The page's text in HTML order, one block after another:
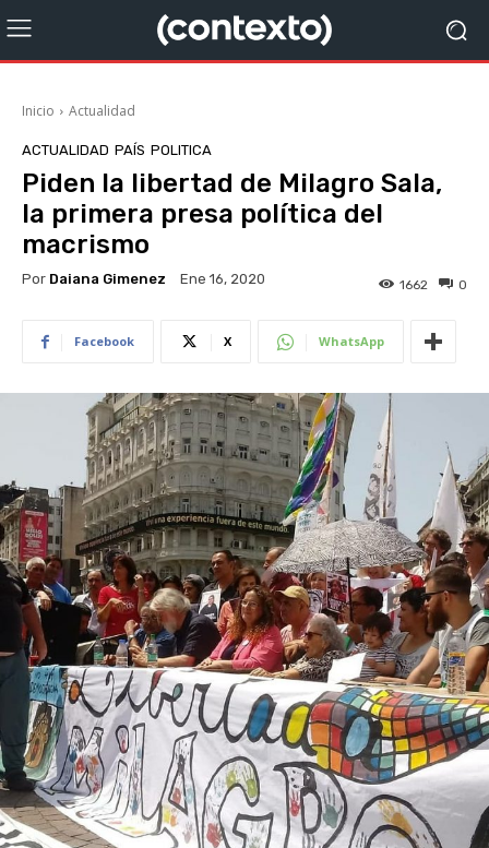
Inicio Actualidad
ACTUALIDAD PAÍS POLITICA
Piden la libertad de Milagro Sala,
la primera presa política del
macrismo
Por Daiana Gimenez Ene 16, 2020 0
1662
Facebook X WhatsApp